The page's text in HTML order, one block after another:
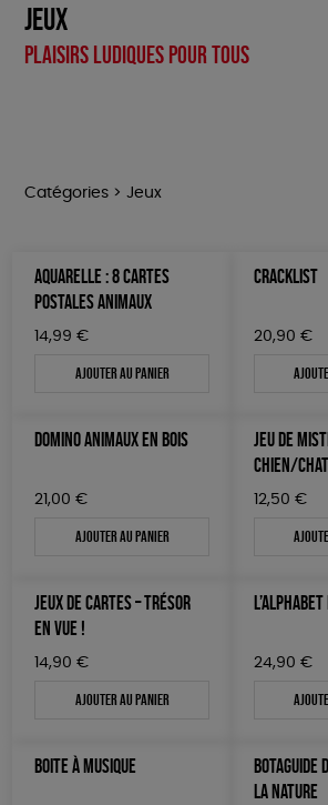
JEUX
Plaisirs ludiques pour tous
Catégories > Jeux
ACCESSOIRES
MAISON
BIEN-ÊTRE
LIVRES
Par défaut
Nouveauté
Prix : du - cher au + cher
Prix
50 € - 100 €
150 € - 200 €
Couleur
Mots clés
Textile Bio
Fabriqué en France Agriculture
Biodégradable
AQUARELLE : 8 CARTES
POSTALES ANIMAUX
14,99 €
Ajouter au panier
CRACKLIST
20,90 €
DOMINO ANIMAUX EN BOIS
21,00 €
Ajouter au panier
JEU DE
CHIEN/
12,50 €
JEUX DE CARTES – TRÉSOR
EN VUE !
14,90 €
Ajouter au panier
24,90 €
BOITE À MUSIQUE
BOTAGUIDE
LA NATURE